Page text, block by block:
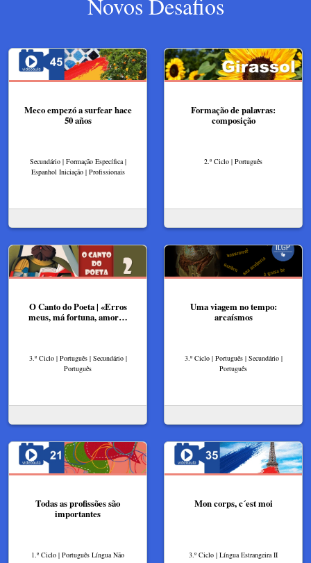
Novos Desafios
Meco empezó a surfear hace
50 años
Secundário | Formação Específica |
Espanhol Iniciação | Profissionais
Formação de palavras:
composição
2.º Ciclo | Português
O Canto do Poeta | «Erros
meus, má fortuna, amor…
3.º Ciclo | Português | Secundário |
Português
Uma viagem no tempo:
arcaísmos
3.º Ciclo | Português | Secundário |
Português
Todas as profissões são
importantes
1.º Ciclo | Português Língua Não
Mon corps, c´est moi
3.º Ciclo | Língua Estrangeira II